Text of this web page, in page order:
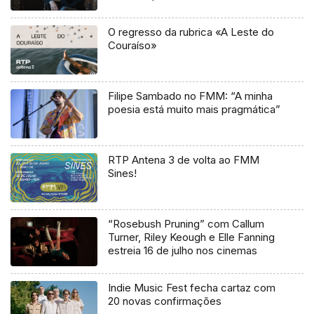
O regresso da rubrica «A Leste do
Couraíso»
Filipe Sambado no FMM: “A minha
poesia está muito mais pragmática”
RTP Antena 3 de volta ao FMM
Sines!
“Rosebush Pruning” com Callum
Turner, Riley Keough e Elle Fanning
estreia 16 de julho nos cinemas
Indie Music Fest fecha cartaz com
20 novas confirmações